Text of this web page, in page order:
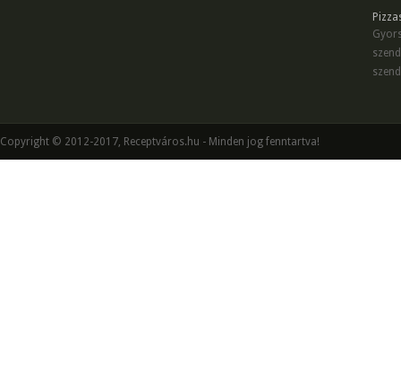
Copyright © 2012-2017, Receptváros.hu - Minden jog fenntartva!